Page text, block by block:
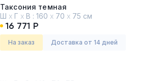
Таксония темная
Ш х Г х В : 160 х 70 х 75 см
16 771 Р
На заказ Доставка от 14 дней